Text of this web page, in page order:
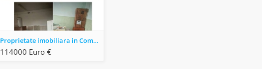
Proprietate imobiliara in Com. Rosiesti, jud. Vaslui
114000 Euro €